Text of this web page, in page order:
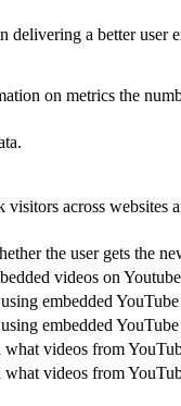
delivering a better user
on metrics the
across
the user gets the
videos on
embedded
embedded
videos from
videos from